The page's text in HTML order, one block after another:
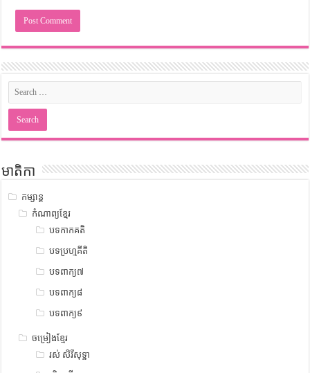
មាតិកា
កម្សាន្ត
កំណាព្យខ្មែរ
បទកាកគតិ
បទប្រហ្មគីតិ
បទពាក្យ៧
បទពាក្យ៨
បទពាក្យ៩
ចម្រៀងខ្មែរ
រស់ សិរីសុទ្ឋា